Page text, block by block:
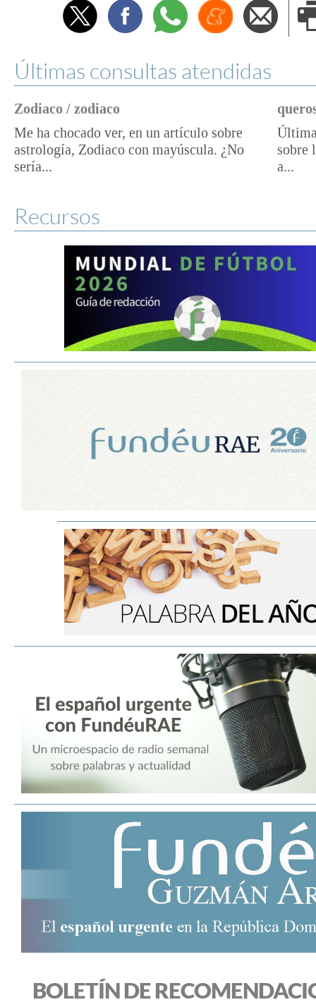
TwitterFacebookWhatsappMenéame
Últimas consultas atendidas
Zodiaco / zodiaco
Me ha chocado ver, en un artículo sobre
astrología, Zodiaco con mayúscula. ¿No
sería...
sobre
a...
Recursos
BOLETÍN DE